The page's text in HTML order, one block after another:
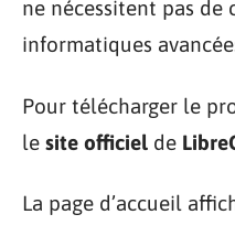
ne nécessitent pas de
informatiques
Pour télécharger le
le site officiel de
La page d’accueil